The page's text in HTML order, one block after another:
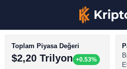
Toplam Piyasa Değeri
$2,20 Trilyon +0.53%